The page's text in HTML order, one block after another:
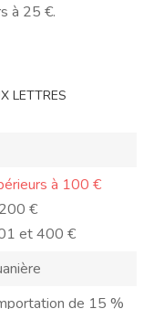
à 25 €.
LETTRES
à 100 €
€
et 400 €
de 15 %